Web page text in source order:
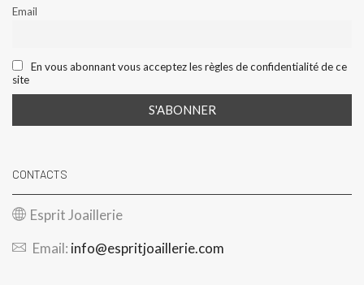
Email
En vous abonnant vous acceptez les règles de confidentialité de ce
site
CONTACTS
Esprit Joaillerie
Email: info@espritjoaillerie.com